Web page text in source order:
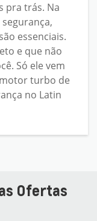
pra trás. Na
essenciais.
e que não
Só ele vem
motor turbo de
no Latin
Ofertas